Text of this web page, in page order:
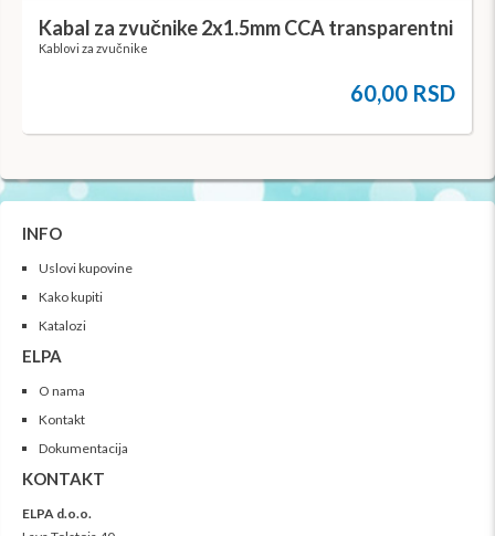
Kabal za zvučnike 2x1.5mm CCA transparentni
Kablovi za zvučnike
60,00 RSD
INFO
Uslovi kupovine
Kako kupiti
Katalozi
ELPA
O nama
Kontakt
Dokumentacija
KONTAKT
ELPA d.o.o.